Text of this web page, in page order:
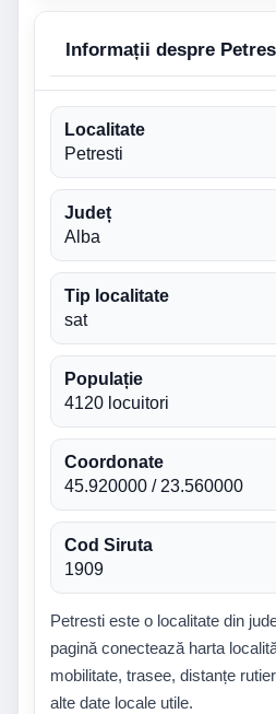
Informații despre
Localitate
Petresti
Județ
Alba
Tip localitate
sat
Populație
4120 locuitori
Coordonate
45.920000 / 23.560000
Cod Siruta
1909
Petresti este o localitate din
pagină conectează harta
mobilitate, trasee, distanțe
alte date locale utile.